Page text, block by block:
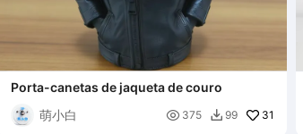
Porta-canetas de jaqueta de couro
萌小白
 375  99 31